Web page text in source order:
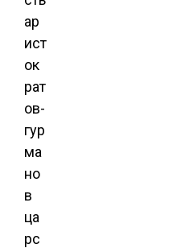
ар
ист
ок
рат
ов-
гур
ма
но
в
ца
рс